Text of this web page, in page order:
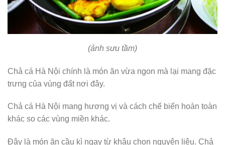
(ảnh sưu tầm)
Chả cá Hà Nội chính là món ăn vừa ngon mà lại mang đặc
trưng của vùng đất nơi đây.
Chả cá Hà Nội mang hương vị và cách chế biến hoàn toàn
khác so các vùng miền khác.
Đây là món ăn cầu kì ngay từ khâu chọn nguyên liệu. Chả